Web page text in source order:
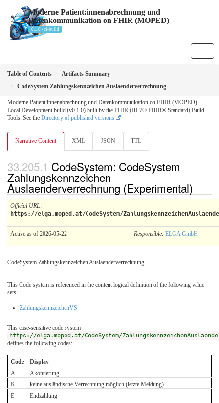
Moderne Patient:innenabrechnung und
Datenkommunikation on FHIR (MOPED)
0.1.0 - ci-build
Table of Contents
Artifacts Summary
CodeSystem Zahlungskennzeichen Auslaenderverrechnung
Moderne Patient:innenabrechnung und Datenkommunikation on FHIR (MOPED) -
Local Development build (v0.1.0) built by the FHIR (HL7® FHIR® Standard) Build
Tools. See the Directory of published versions
Narrative Content XML JSON TTL
CodeSystem: CodeSystem
Zahlungskennzeichen
Auslaenderverrechnung (Experimental)
Official URL:
https://elga.moped.at/CodeSystem/
Active as of 2026-05-22 Responsible: ELGA GmbH
CodeSystem Zahlungskennzeichen Auslaenderverrechnung
This Code system is referenced in the content logical definition of the following value
sets:
ZahlungskennzeichenVS
This case-sensitive code system
https://elga.moped.at/CodeSystem/
defines the following codes:
Code
Display
A
Akontierung
K
keine ausländische Verrechnung möglich (letzte Meldung)
E
Endzahlung